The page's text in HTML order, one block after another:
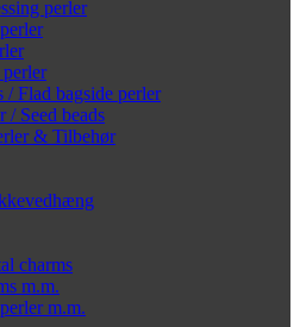
perler
/ Flad bagside perler
/ Seed beads
& Tilbehør
charms
m.m.
m.m.